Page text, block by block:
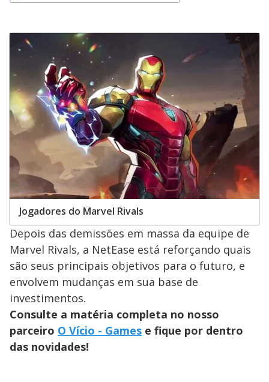
Jogadores do Marvel Rivals
Depois das demissões em massa da equipe de
Marvel Rivals, a NetEase está reforçando quais
são seus principais objetivos para o futuro, e
envolvem mudanças em sua base de
investimentos.
Consulte a matéria completa no nosso
parceiro O Vício - Games e fique por dentro
das novidades!